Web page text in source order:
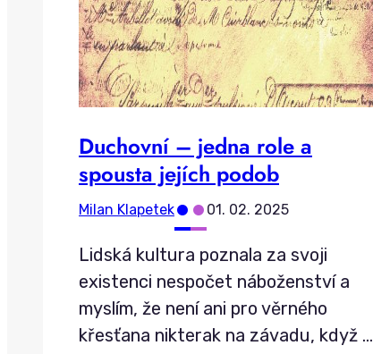
Duchovní – jedna role a
spousta jejích podob
Milan Klapetek•• 01. 02. 2025
Lidská kultura poznala za svoji
existenci nespočet náboženství a
myslím, že není ani pro věrného
křesťana nikterak na závadu, když …